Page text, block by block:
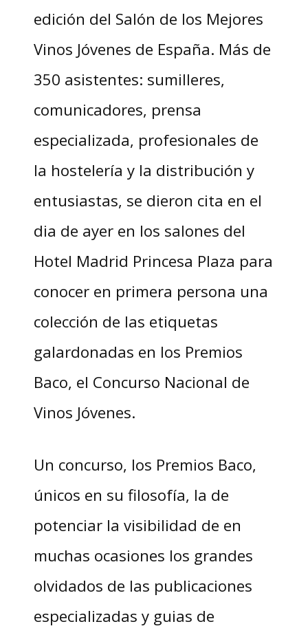
edición del Salón de los Mejores
Vinos Jóvenes de España. Más de
350 asistentes: sumilleres,
comunicadores, prensa
especializada, profesionales de
la hostelería y la distribución y
entusiastas, se dieron cita en el
dia de ayer en los salones del
Hotel Madrid Princesa Plaza para
conocer en primera persona una
colección de las etiquetas
galardonadas en los Premios
Baco, el Concurso Nacional de
Vinos Jóvenes.
Un concurso, los Premios Baco,
únicos en su filosofía, la de
potenciar la visibilidad de en
muchas ocasiones los grandes
olvidados de las publicaciones
especializadas y guias de